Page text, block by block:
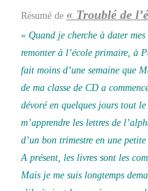
Résumé de « Troublé de
« Quand je cherche à dater
remonter à l’école primaire, à
fait moins d’une semaine que
de ma classe de CD a
dévoré en quelques jours tout
m’apprendre les lettres de
d’un bon trimestre en une petite
A présent, les livres sont les
Mais je me suis longtemps